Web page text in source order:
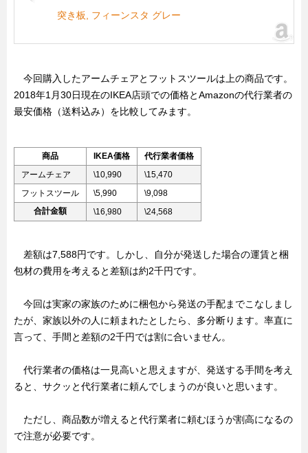
突き板, フィーンスタ グレー
今回購入したアームチェアとフットスツールは上の商品です。
2018年1月30日現在のIKEA店頭での価格とAmazonの代行業者の
最安価格（送料込み）を比較してみます。
商品 IKEA価格
代行業者価格
アームチェア
\10,990
\15,470
フットスツール
\5,990
\9,098
合計金額
\16,980 \24,568
差額は7,588円です。しかし、自分が発送した場合の運賃と梱
包材の費用を考えると差額は約2千円です。
今回は実家の家族のために梱包から発送の手配までこなしまし
たが、家族以外の人に頼まれたとしたら、多分断ります。率直に
言って、手間と差額の2千円では割に合いません。
代行業者の価格は一見高いと思えますが、発送する手間を考え
ると、サクッと代行業者に頼んでしまうのが良いと思います。
ただし、商品数が増えると代行業者に頼むほうが割高になるの
で注意が必要です。